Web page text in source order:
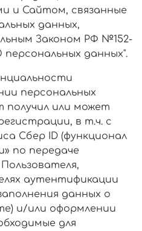
и Сайтом, связанные
данных,
Законом РФ №152-
персональных данных".
персональных
получил или может
в т.ч. с
Сбер ID (функционал
по передаче
аутентификации
данных о
и/или оформлении
для